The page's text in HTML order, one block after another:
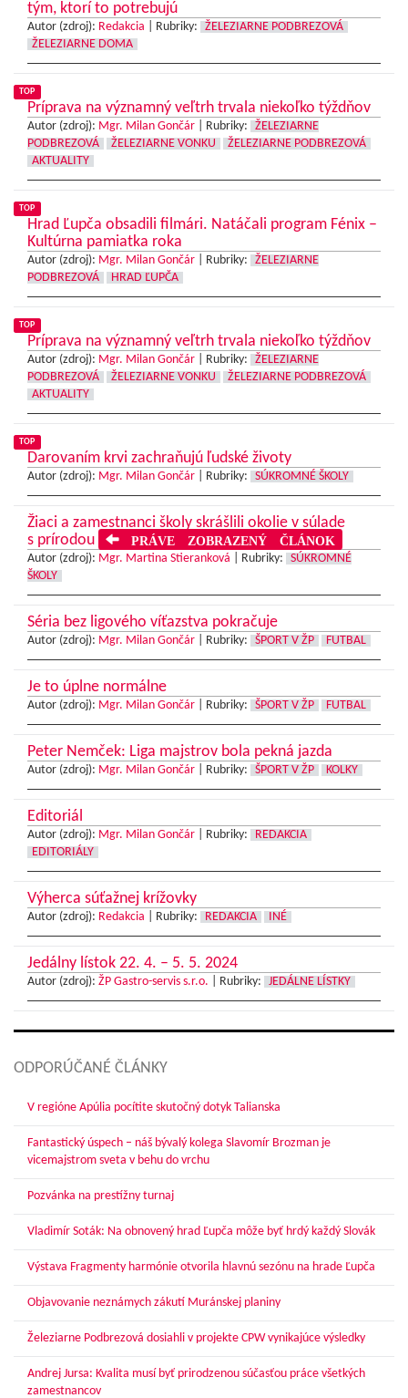
tým, ktorí to potrebujú
Autor (zdroj): Redakcia Rubriky:
ŽELEZIARNE PODBREZOVÁ
ŽELEZIARNE DOMA
TOP
Príprava na významný veľtrh trvala niekoľko týždňov
Autor (zdroj): Mgr. Milan Gončár Rubriky:
ŽELEZIARNE
PODBREZOVÁ
ŽELEZIARNE VONKU
ŽELEZIARNE PODBREZOVÁ
AKTUALITY
TOP
Hrad Ľupča obsadili filmári. Natáčali program Fénix –
Kultúrna pamiatka roka
Autor (zdroj): Mgr. Milan Gončár Rubriky:
ŽELEZIARNE
PODBREZOVÁ
HRAD ĽUPČA
TOP
Príprava na významný veľtrh trvala niekoľko týždňov
Autor (zdroj): Mgr. Milan Gončár Rubriky:
ŽELEZIARNE
PODBREZOVÁ
ŽELEZIARNE VONKU
ŽELEZIARNE PODBREZOVÁ
AKTUALITY
TOP
Darovaním krvi zachraňujú ľudské životy
Autor (zdroj): Mgr. Milan Gončár Rubriky: SÚKROMNÉ ŠKOLY
Žiaci a zamestnanci školy skrášlili okolie v súlade
s prírodou
PRÁVE ZOBRAZENÝ ČLÁNOK
Autor (zdroj): Mgr. Martina Stieranková Rubriky:
SÚKROMNÉ
ŠKOLY
Séria bez ligového víťazstva pokračuje
Autor (zdroj): Mgr. Milan Gončár Rubriky: ŠPORT V ŽP FUTBAL
Je to úplne normálne
Autor (zdroj): Mgr. Milan Gončár Rubriky: ŠPORT V ŽP FUTBAL
Peter Nemček: Liga majstrov bola pekná jazda
Autor (zdroj): Mgr. Milan Gončár Rubriky: ŠPORT V ŽP KOLKY
Editoriál
Autor (zdroj): Mgr. Milan Gončár Rubriky:
REDAKCIA
EDITORIÁLY
Výherca súťažnej krížovky
Autor (zdroj): Redakcia Rubriky: REDAKCIA INÉ
Jedálny lístok 22. 4. – 5. 5. 2024
Autor (zdroj): ŽP Gastro-servis s.r.o. Rubriky: JEDÁLNE LÍSTKY
ODPORÚČANÉ ČLÁNKY
V regióne Apúlia pocítite skutočný dotyk Talianska
Fantastický úspech – náš bývalý kolega Slavomír Brozman je
vicemajstrom sveta v behu do vrchu
Pozvánka na prestížny turnaj
Vladimír Soták: Na obnovený hrad Ľupča môže byť hrdý každý Slovák
Výstava Fragmenty harmónie otvorila hlavnú sezónu na hrade Ľupča
Objavovanie neznámych zákutí Muránskej planiny
Železiarne Podbrezová dosiahli v projekte CPW vynikajúce výsledky
Andrej Jursa: Kvalita musí byť prirodzenou súčasťou práce všetkých
zamestnancov